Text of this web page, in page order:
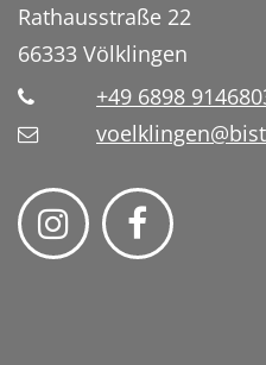
Rathausstraße 22
66333 Völklingen
+49 6898